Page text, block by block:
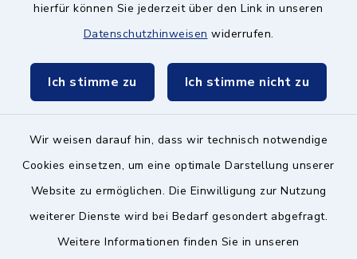
hierfür können Sie jederzeit über den Link in unseren
Datenschutzhinweisen widerrufen.
Ich stimme zu Ich stimme nicht zu
Wir weisen darauf hin, dass wir technisch notwendige
Cookies einsetzen, um eine optimale Darstellung unserer
Website zu ermöglichen. Die Einwilligung zur Nutzung
weiterer Dienste wird bei Bedarf gesondert abgefragt.
Weitere Informationen finden Sie in unseren
Zweckverband München Südost
Kontakt ins Rathaus
Datenschutz